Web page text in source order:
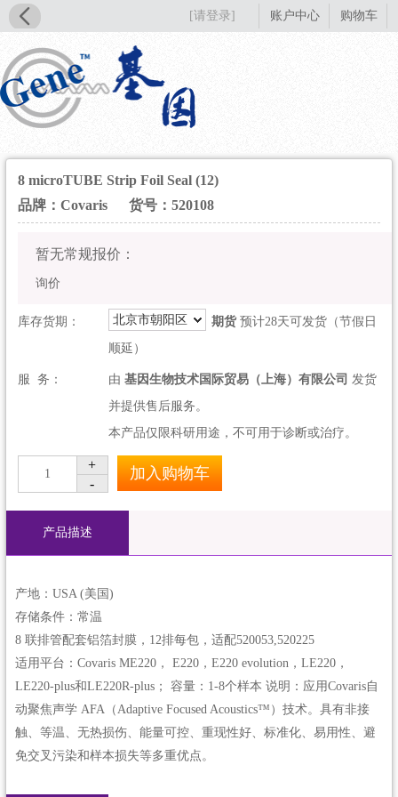
[请登录] 账户中心 购物车
8 microTUBE Strip Foil Seal (12)
品牌：Covaris
货号：520108
暂无常规报价：
询价
库存货期： 北京市朝阳区 期货预计28天可发货（节假日
顺延）
服 务： 由 基因生物技术国际贸易（上海）有限公司 发货
并提供售后服务。
本产品仅限科研用途，不可用于诊断或治疗。
1
+
-
加入购物车
产品描述
产地：USA (美国)
存储条件：常温
8 联排管配套铝箔封膜，12排每包，适配520053,520225
适用平台：Covaris ME220， E220，E220 evolution，LE220，
LE220-plus和LE220R-plus； 容量：1-8个样本 说明：应用Covaris自
动聚焦声学 AFA（Adaptive Focused Acoustics™）技术。具有非接
触、等温、无热损伤、能量可控、重现性好、标准化、易用性、避
免交叉污染和样本损失等多重优点。